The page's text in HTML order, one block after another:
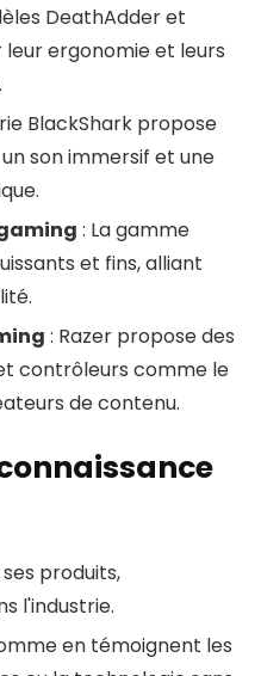
DeathAdder et
leur ergonomie et leurs
BlackShark propose
son immersif et une
: La gamme
et fins, alliant
: Razer propose des
contrôleurs comme le
de contenu.
produits,
l'industrie.
en témoignent les